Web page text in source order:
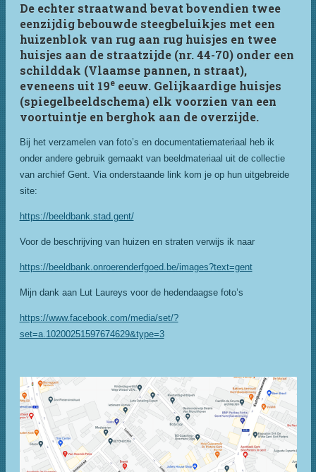
De echter straatwand bevat bovendien twee
eenzijdig bebouwde steegbeluikjes met een
huizenblok van rug aan rug huisjes en twee
huisjes aan de straatzijde (nr. 44-70) onder een
schilddak (Vlaamse pannen, n straat),
eveneens uit 19eeeuw. Gelijkaardige huisjes
(spiegelbeeldschema) elk voorzien van een
voortuintje en berghok aan de overzijde.
Bij het verzamelen van foto’s en documentatiemateriaal heb ik
onder andere gebruik gemaakt van beeldmateriaal uit de collectie
van archief Gent. Via onderstaande link kom je op hun uitgebreide
site:
https://beeldbank.stad.gent/
Voor de beschrijving van huizen en straten verwijs ik naar
https://beeldbank.onroerenderfgoed.be/images?text=gent
Mijn dank aan Lut Laureys voor de hedendaagse foto’s
https://www.facebook.com/media/set/?
set=a.10200251597674629&type=3